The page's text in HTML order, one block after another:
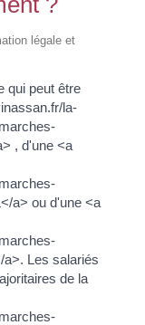
légale et
qui peut être
la-
, d'une <a
a> ou d'une <a
Les salariés
de la